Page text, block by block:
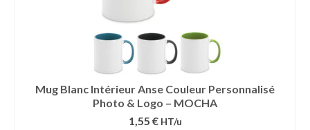
Mug Blanc Intérieur Anse Couleur Personnalisé
Photo & Logo – MOCHA
1,55 € HT/u